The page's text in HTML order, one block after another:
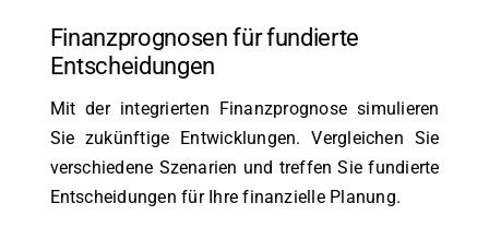
Finanzprognosen für fundierte
Entscheidungen
Mit der integrierten Finanzprognose simulieren
Sie zukünftige Entwicklungen. Vergleichen Sie
verschiedene Szenarien und treffen Sie fundierte
Entscheidungen für Ihre finanzielle Planung.